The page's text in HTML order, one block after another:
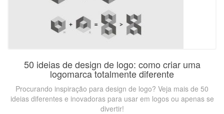
50 ideias de design de logo: como criar uma
logomarca totalmente diferente
Procurando inspiração para design de logo? Veja mais de 50
ideias diferentes e inovadoras para usar em logos ou apenas se
divertir!